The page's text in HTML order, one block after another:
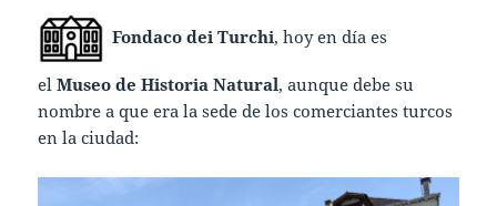
Fondaco dei Turchi, hoy en día es
elMuseo de Historia Natural, aunque debe su
nombre a que era la sede de los comerciantes turcos
en la ciudad: